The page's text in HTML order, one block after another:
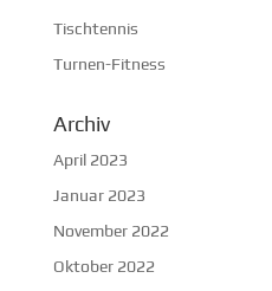
Tischtennis
Turnen-Fitness
Archiv
April 2023
Januar 2023
November 2022
Oktober 2022